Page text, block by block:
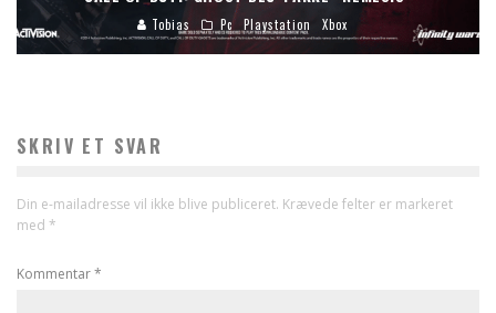
Tobias Pc Playstation Xbox
SKRIV ET SVAR
Din e-mailadresse vil ikke blive publiceret. Krævede felter er markeret
med *
Kommentar*